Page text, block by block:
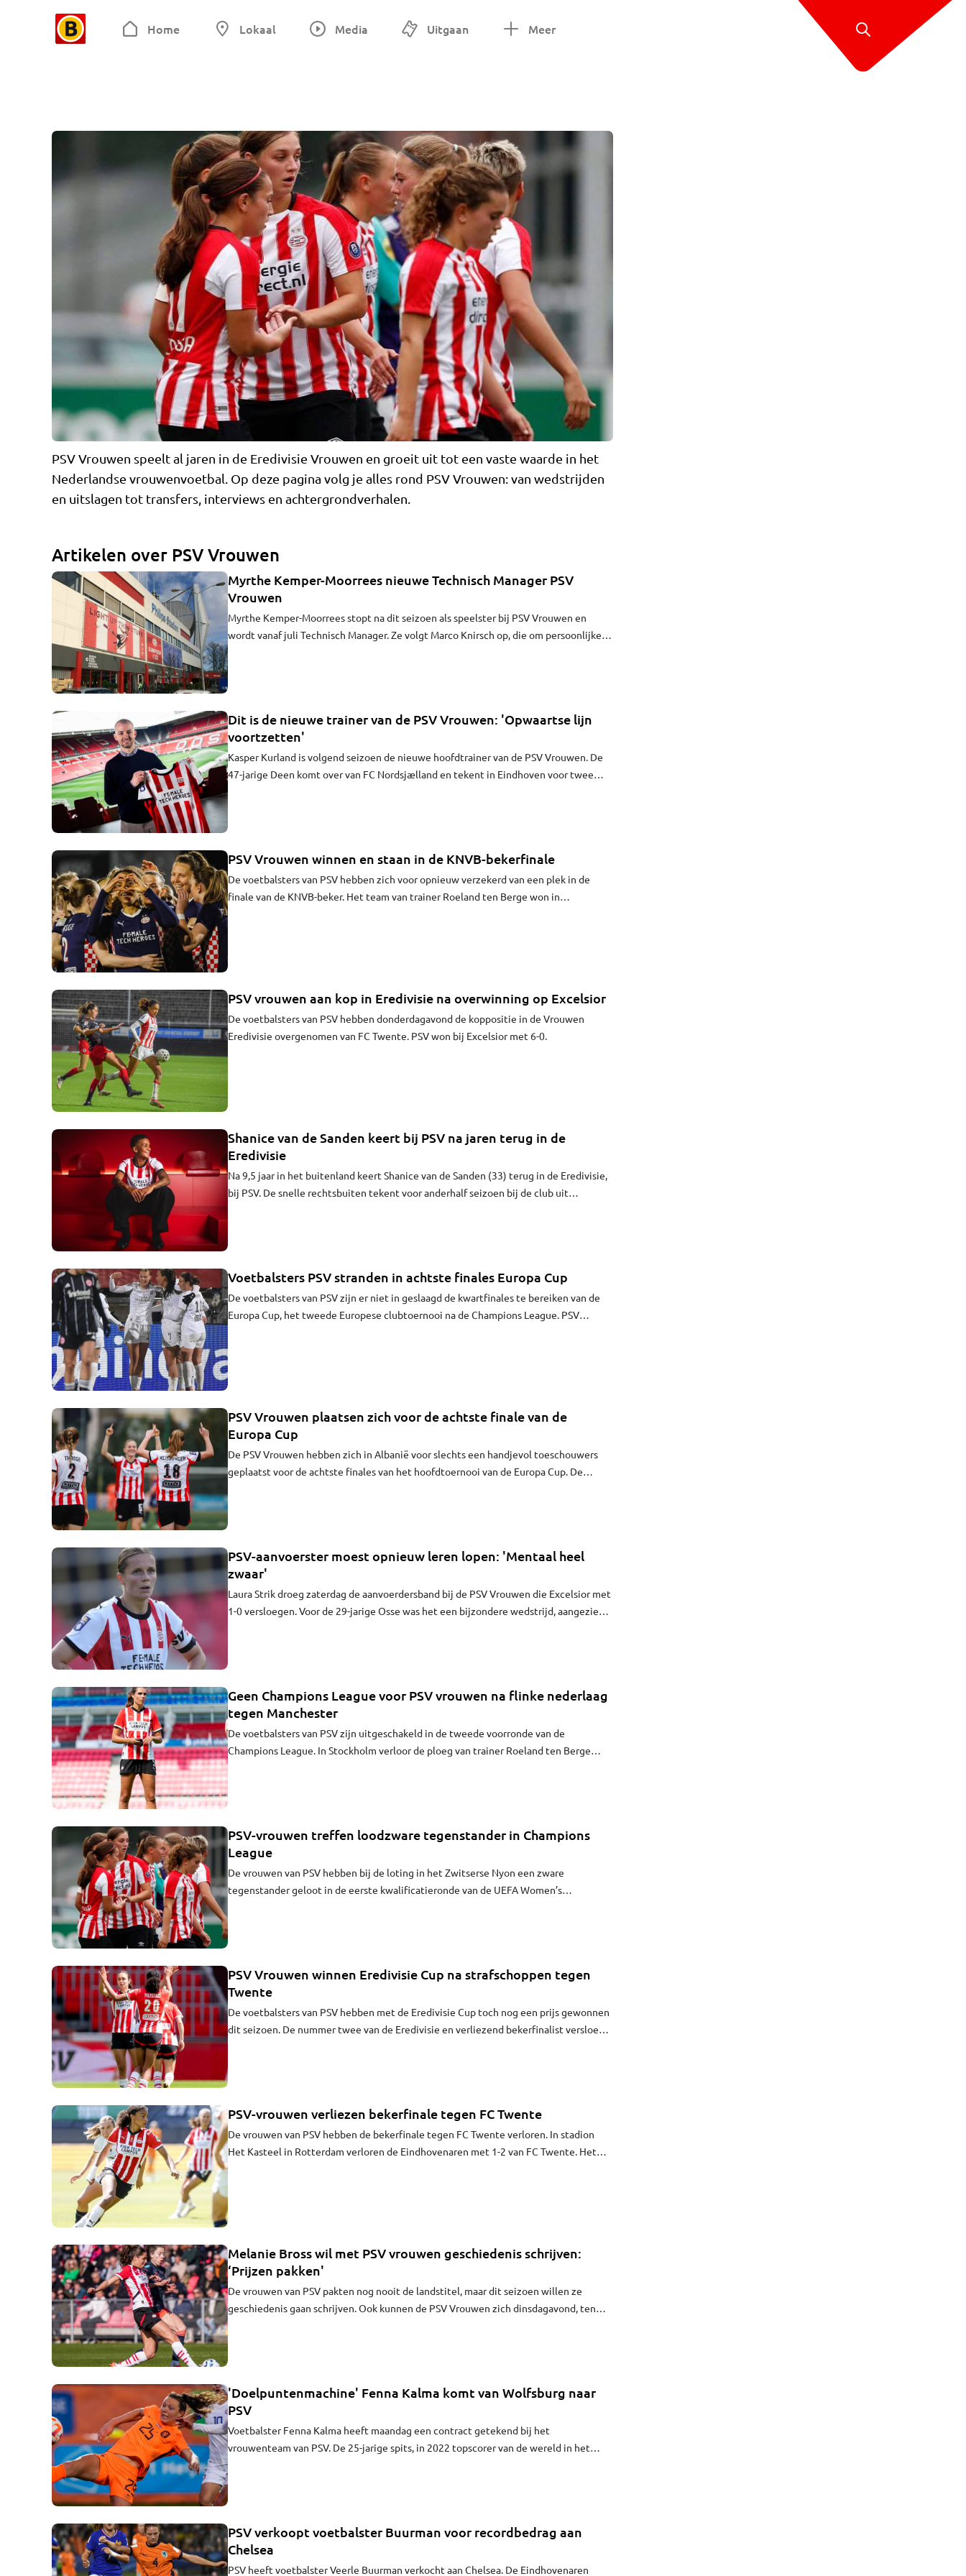
Home Lokaal Media Uitgaan Meer
PSV Vrouwen speelt al jaren in de Eredivisie Vrouwen en groeit uit tot een vaste waarde in het
Nederlandse vrouwenvoetbal. Op deze pagina volg je alles rond PSV Vrouwen: van wedstrijden
en uitslagen tot transfers, interviews en achtergrondverhalen.
Artikelen over PSV Vrouwen
Myrthe Kemper-Moorrees nieuwe Technisch Manager PSV
Vrouwen
Myrthe Kemper-Moorrees stopt na dit seizoen als speelster bij PSV Vrouwen en
wordt vanaf juli Technisch Manager. Ze volgt Marco Knirsch op, die om persoonlijke
Dit is de nieuwe trainer van de PSV Vrouwen: 'Opwaartse lijn
voortzetten'
Kasper Kurland is volgend seizoen de nieuwe hoofdtrainer van de PSV Vrouwen. De
47-jarige Deen komt over van FC Nordsjælland en tekent in Eindhoven voor twee
PSV Vrouwen winnen en staan in de KNVB-bekerfinale
De voetbalsters van PSV hebben zich voor opnieuw verzekerd van een plek in de
finale van de KNVB-beker. Het team van trainer Roeland ten Berge won in
PSV vrouwen aan kop in Eredivisie na overwinning op Excelsior
De voetbalsters van PSV hebben donderdagavond de koppositie in de Vrouwen
Eredivisie overgenomen van FC Twente. PSV won bij Excelsior met 6-0.
Shanice van de Sanden keert bij PSV na jaren terug in de
Eredivisie
Na 9,5 jaar in het buitenland keert Shanice van de Sanden (33) terug in de Eredivisie,
bij PSV. De snelle rechtsbuiten tekent voor anderhalf seizoen bij de club uit
Voetbalsters PSV stranden in achtste finales Europa Cup
De voetbalsters van PSV zijn er niet in geslaagd de kwartfinales te bereiken van de
Europa Cup, het tweede Europese clubtoernooi na de Champions League. PSV
PSV Vrouwen plaatsen zich voor de achtste finale van de
Europa Cup
De PSV Vrouwen hebben zich in Albanië voor slechts een handjevol toeschouwers
geplaatst voor de achtste finales van het hoofdtoernooi van de Europa Cup. De
PSV-aanvoerster moest opnieuw leren lopen: 'Mentaal heel
zwaar'
Laura Strik droeg zaterdag de aanvoerdersband bij de PSV Vrouwen die Excelsior met
1-0 versloegen. Voor de 29-jarige Osse was het een bijzondere wedstrijd, aangezien
Geen Champions League voor PSV vrouwen na flinke nederlaag
tegen Manchester
De voetbalsters van PSV zijn uitgeschakeld in de tweede voorronde van de
Champions League. In Stockholm verloor de ploeg van trainer Roeland ten Berge
PSV-vrouwen treffen loodzware tegenstander in Champions
League
De vrouwen van PSV hebben bij de loting in het Zwitserse Nyon een zware
tegenstander geloot in de eerste kwalificatieronde van de UEFA Women’s
PSV Vrouwen winnen Eredivisie Cup na strafschoppen tegen
Twente
De voetbalsters van PSV hebben met de Eredivisie Cup toch nog een prijs gewonnen
dit seizoen. De nummer twee van de Eredivisie en verliezend bekerfinalist versloeg
PSV-vrouwen verliezen bekerfinale tegen FC Twente
De vrouwen van PSV hebben de bekerfinale tegen FC Twente verloren. In stadion
Het Kasteel in Rotterdam verloren de Eindhovenaren met 1-2 van FC Twente. Het
Melanie Bross wil met PSV vrouwen geschiedenis schrijven:
‘Prijzen pakken'
De vrouwen van PSV pakten nog nooit de landstitel, maar dit seizoen willen ze
geschiedenis gaan schrijven. Ook kunnen de PSV Vrouwen zich dinsdagavond, ten
'Doelpuntenmachine' Fenna Kalma komt van Wolfsburg naar
PSV
Voetbalster Fenna Kalma heeft maandag een contract getekend bij het
vrouwenteam van PSV. De 25-jarige spits, in 2022 topscorer van de wereld in het
PSV verkoopt voetbalster Buurman voor recordbedrag aan
Chelsea
PSV heeft voetbalster Veerle Buurman verkocht aan Chelsea. De Eindhovenaren